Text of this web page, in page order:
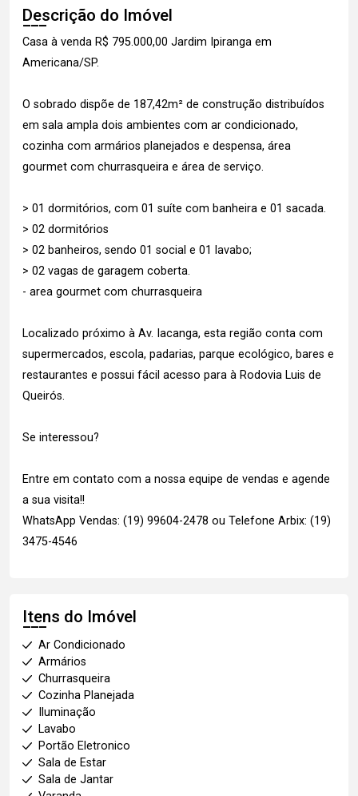
Descrição do Imóvel
Casa à venda R$ 795.000,00 Jardim Ipiranga em
Americana/SP.
O sobrado dispõe de 187,42m² de construção distribuídos
em sala ampla dois ambientes com ar condicionado,
cozinha com armários planejados e despensa, área
gourmet com churrasqueira e área de serviço.
> 01 dormitórios, com 01 suíte com banheira e 01 sacada.
> 02 dormitórios
> 02 banheiros, sendo 01 social e 01 lavabo;
> 02 vagas de garagem coberta.
- area gourmet com churrasqueira
Localizado próximo à Av. Iacanga, esta região conta com
supermercados, escola, padarias, parque ecológico, bares e
restaurantes e possui fácil acesso para à Rodovia Luis de
Queirós.
Se interessou?
Entre em contato com a nossa equipe de vendas e agende
a sua visita!!
WhatsApp Vendas: (19) 99604-2478 ou Telefone Arbix: (19)
3475-4546
Itens do Imóvel
Ar Condicionado
Armários
Churrasqueira
Cozinha Planejada
Iluminação
Lavabo
Portão Eletronico
Sala de Estar
Sala de Jantar